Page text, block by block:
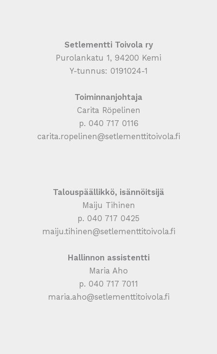
Setlementti Toivola ry
Purolankatu 1, 94200 Kemi
Y-tunnus: 0191024-1
Toiminnanjohtaja
Carita Röpelinen
p. 040 717 0116
carita.ropelinen@setlementtitoivola.fi
Talouspäällikkö, isännöitsijä
Maiju Tihinen
p. 040 717 0425
maiju.tihinen@setlementtitoivola.fi
Hallinnon assistentti
Maria Aho
p. 040 717 7011
maria.aho@setlementtitoivola.fi